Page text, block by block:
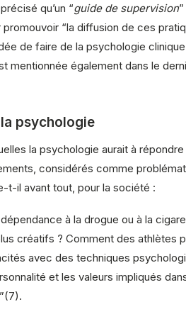
qu’un “guide de supervision
“la diffusion de ces
de faire de la psychologie
mentionnée également dans le
psychologie
la psychologie aurait à
considérés comme
t-il avant tout, pour la société :
à la drogue ou à la
créatifs ? Comment des athlètes
avec des techniques
et les valeurs impliqués